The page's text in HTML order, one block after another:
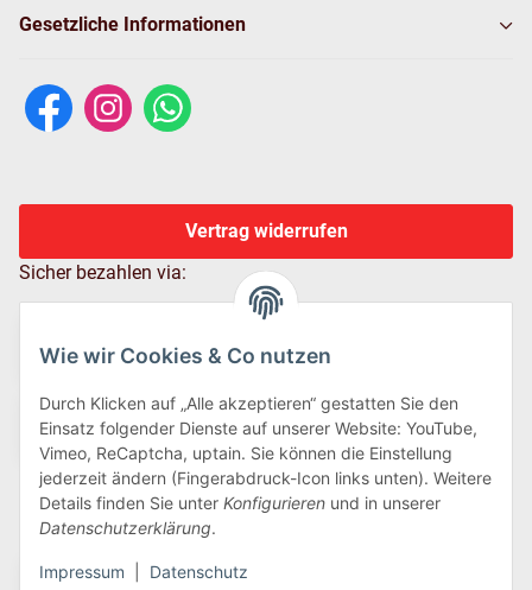
Wie wir Cookies & Co nutzen
Durch Klicken auf „Alle akzeptieren“ gestatten Sie den
Einsatz folgender Dienste auf unserer Website: YouTube,
Vimeo, ReCaptcha, uptain. Sie können die Einstellung
jederzeit ändern (Fingerabdruck-Icon links unten). Weitere
Details finden Sie unter Konfigurieren und in unserer
Datenschutzerklärung.
Impressum Datenschutz
Gesetzliche Informationen
Vertrag widerrufen
Sicher bezahlen via:
Wir versenden via: